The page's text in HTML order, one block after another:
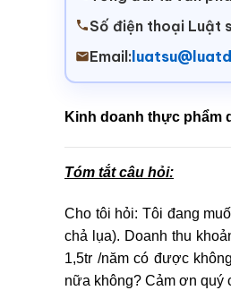
Số điện thoại Luật
Email:
Kinh doanh thực phẩm
Tóm tắt câu hỏi:
Cho tôi hỏi: Tôi đang
chả lụa). Doanh thu
1,5tr /năm có được
nữa không? Cảm ơn quý